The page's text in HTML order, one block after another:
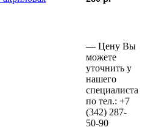
— Цену Вы
можете
уточнить у
нашего
специалиста
по тел.: +7
(342) 287-
50-90